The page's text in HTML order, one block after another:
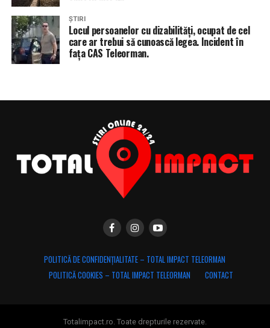
ȘTIRI
Locul persoanelor cu dizabilități, ocupat de cel
care ar trebui să cunoască legea. Incident în
fața CAS Teleorman.
POLITICĂ DE CONFIDENȚIALITATE – TOTAL IMPACT TELEORMAN
POLITICĂ COOKIES – TOTAL IMPACT TELEORMAN
CONTACT
Totalimpact.ro. Toate drepturile rezervate.